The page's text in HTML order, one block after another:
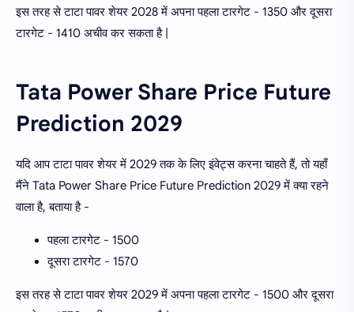
इस तरह से टाटा पावर शेयर 2028 में अपना पहला टारगेट - 1350 और दूसरा
टारगेट - 1410 अचीव कर सकता है |
Tata Power Share Price Future
Prediction 2029
यदि आप टाटा पावर शेयर में 2029 तक के लिए इंवेट्स करना चाहते हैं, तो यहाँ
मैंने Tata Power Share Price Future Prediction 2029 में क्या रहने
वाला है, बताया है -
पहला टारगेट - 1500
दूसरा टारगेट - 1570
इस तरह से टाटा पावर शेयर 2029 में अपना पहला टारगेट - 1500 और दूसरा